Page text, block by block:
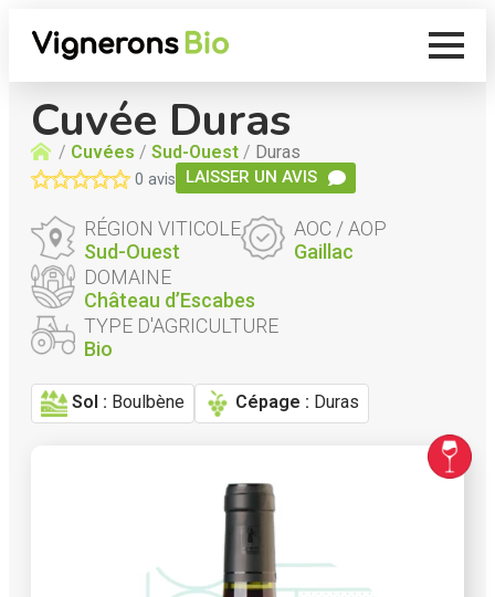
Cuvée Duras
Accueil
/ Cuvées /Sud-Ouest / Duras
0.0/5
0 avis LAISSER UN AVIS
RÉGION VITICOLE
Sud-Ouest
AOC / AOP
Gaillac
DOMAINE
Château d’Escabes
TYPE D'AGRICULTURE
Bio
Sol : Boulbène Cépage : Duras